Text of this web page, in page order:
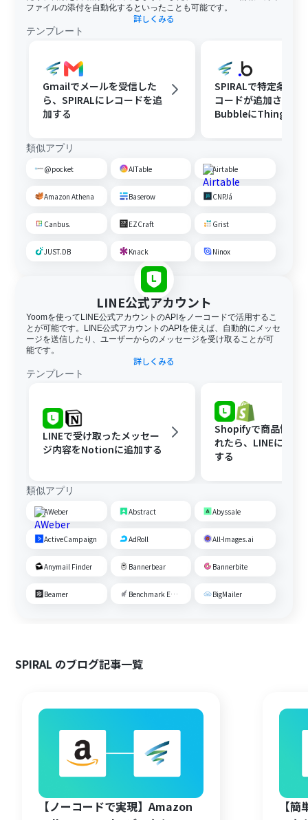
ファイルの添付を自動化するといったことも可能です。
詳しくみる
テンプレート
Gmailでメールを受信した
ら、SPIRALにレコードを追
加する
SPIRALで特定条件
コードが追加された
BubbleにThingを作
類似アプリ
@pocket AITable Airtable
Amazon Athena Baserow CNPJá
Canbus. EZCraft Grist
JUST.DB Knack Ninox
LINE公式アカウント
Yoomを使ってLINE公式アカウントのAPIをノーコードで活用するこ
とが可能です。LINE公式アカウントのAPIを使えば、自動的にメッセ
ージを送信したり、ユーザーからのメッセージを受け取ることが可
能です。
詳しくみる
テンプレート
LINEで受け取ったメッセー
ジ内容をNotionに追加する
Shopifyで商品情報
れたら、LINEに自動
する
類似アプリ
AWeber Abstract Abyssale
ActiveCampaign AdRoll All-Images.ai
Anymail Finder Bannerbear Bannerbite
Beamer Benchmark Email BigMailer
SPIRAL のブログ記事一覧
【ノーコードで実現】Amazon
【